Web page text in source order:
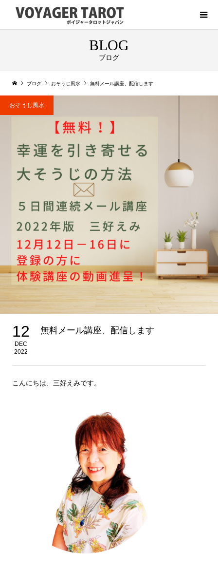
BLOG
ブログ
ブログ おそうじ風水 無料メール講座、配信します
おそうじ風水
12
DEC
2022
無料メール講座、配信します
こんにちは、三好えみです。